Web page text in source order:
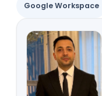
Google Workspace